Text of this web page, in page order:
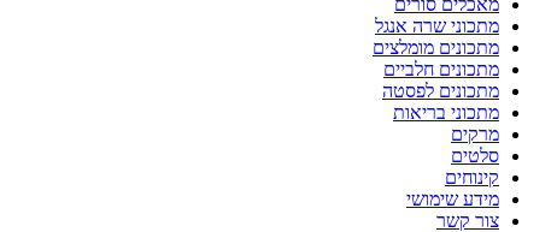
מאכלים סורים
מתכוני שרה אנגל
מתכונים מומלצים
מתכונים חלביים
מתכונים לפסטה
מתכוני בריאות
מרקים
סלטים
קינוחים
מידע שימושי
צור קשר